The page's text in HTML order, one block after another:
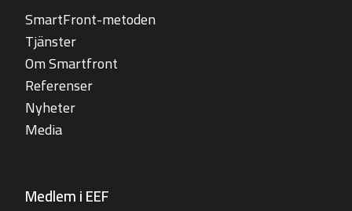
SmartFront-metoden
Tjänster
Om Smartfront
Referenser
Nyheter
Media
Medlem i EEF